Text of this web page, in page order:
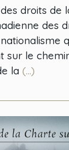
droits de
des
sur le
la (...)